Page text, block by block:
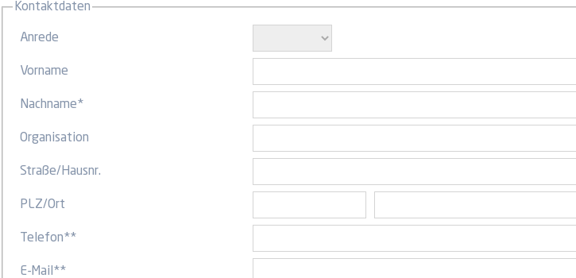
Kontaktdaten
Anrede
Vorname
Nachname*
Organisation
Straße/ Hausnr.
PLZ/Ort
Telefon**
E-Mail **